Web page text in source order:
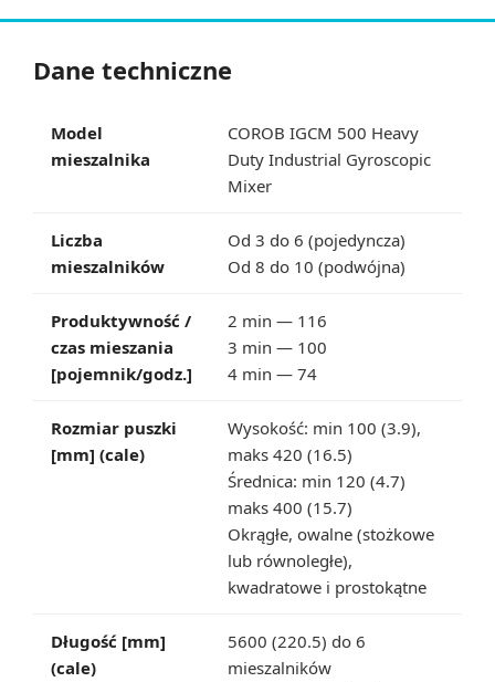
Dane techniczne
Model
mieszalnika
COROB IGCM 500 Heavy
Duty Industrial Gyroscopic
Mixer
Liczba
mieszalników
Od 3 do 6 (pojedyncza)
Od 8 do 10 (podwójna)
Produktywność /
czas mieszania
[pojemnik/godz.]
2 min — 116
3 min — 100
4 min — 74
Rozmiar puszki
[mm] (cale)
Wysokość: min 100 (3.9),
maks 420 (16.5)
Średnica: min 120 (4.7)
maks 400 (15.7)
Okrągłe, owalne (stożkowe
lub równoległe),
kwadratowe i prostokątne
Długość [mm]
(cale)
5600 (220.5) do 6
mieszalników